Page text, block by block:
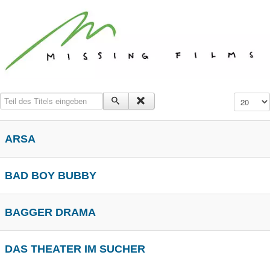
Teil des Titels eingeben Anzeige #
ARSA
BAD BOY BUBBY
BAGGER DRAMA
DAS THEATER IM SUCHER